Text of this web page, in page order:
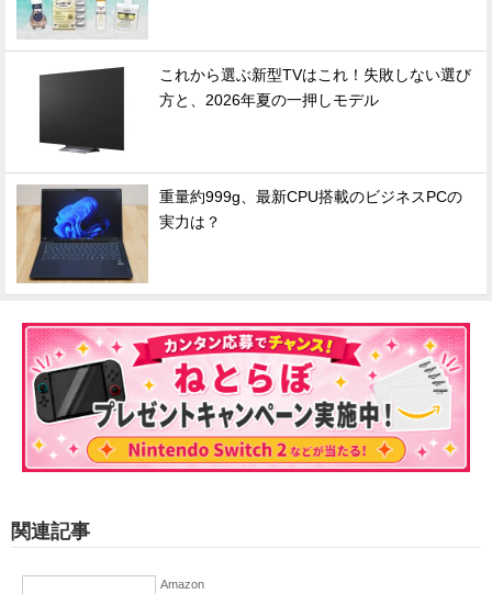
これから選ぶ新型TVはこれ！失敗しない選び
方と、2026年夏の一押しモデル
重量約999g、最新CPU搭載のビジネスPCの
実力は？
関連記事
Amazon